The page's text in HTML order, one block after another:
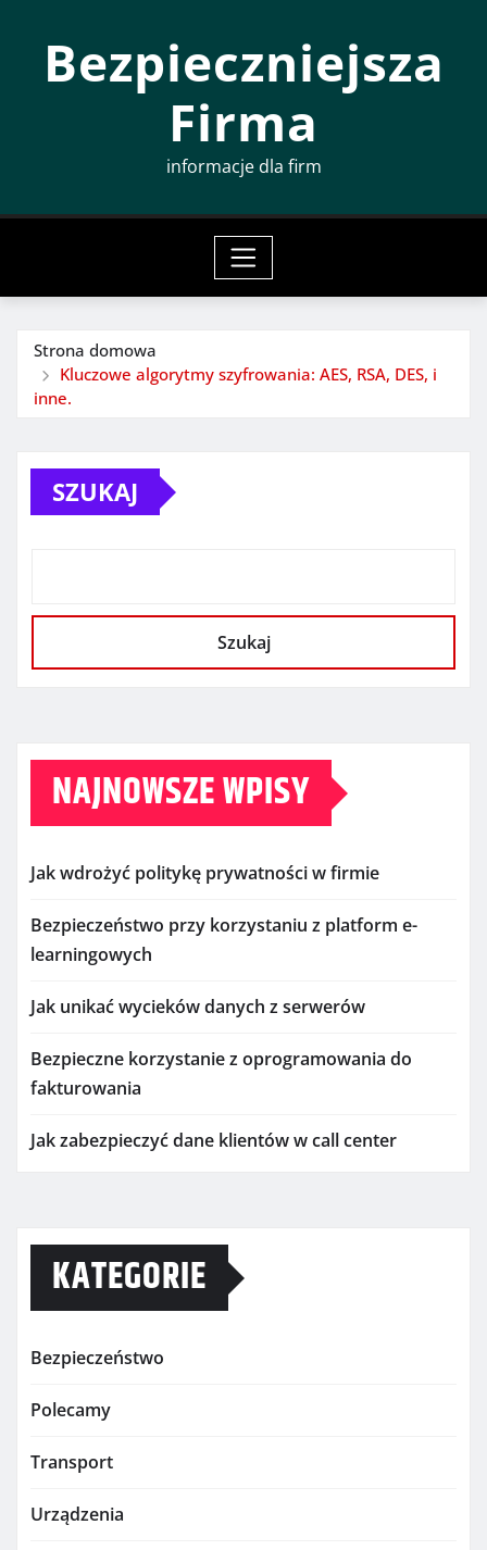
Bezpieczniejsza
Firma
informacje dla firm
Strona domowa
Kluczowe algorytmy szyfrowania: AES, RSA, DES, i
inne.
SZUKAJ
Szukaj
NAJNOWSZE WPISY
Jak wdrożyć politykę prywatności w firmie
Bezpieczeństwo przy korzystaniu z platform e-
learningowych
Jak unikać wycieków danych z serwerów
Bezpieczne korzystanie z oprogramowania do
fakturowania
Jak zabezpieczyć dane klientów w call center
KATEGORIE
Bezpieczeństwo
Polecamy
Transport
Urządzenia